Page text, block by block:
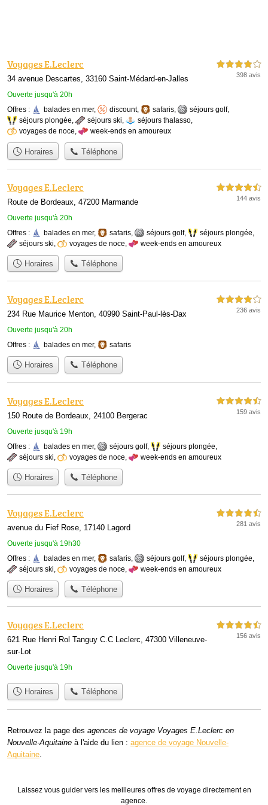
Voyages E.Leclerc
34 avenue Descartes, 33160 Saint-Médard-en-Jalles
Ouverte jusqu'à 20h
4,0 étoiles sur 5
398 avis
Offres : balades en mer, discount, safaris, séjours golf,
séjours plongée, séjours ski, séjours thalasso,
voyages de noce, week-ends en amoureux
Horaires Téléphone
Voyages E.Leclerc
Route de Bordeaux, 47200 Marmande
Ouverte jusqu'à 20h
4,5 étoiles sur 5
144 avis
Offres : balades en mer, safaris séjours golf, séjours plongée
séjours ski
voyages de noce week-ends en amoureux
Horaires Téléphone
Voyages E.Leclerc
234 Rue Maurice Menton, 40990 Saint-Paul-lès-Dax
Ouverte jusqu'à 20h
4,0 étoiles sur 5
236 avis
Offres : balades en mer, safaris
Horaires Téléphone
Voyages E.Leclerc
150 Route de Bordeaux, 24100 Bergerac
Ouverte jusqu'à 19h
4,5 étoiles sur 5
159 avis
Offres : balades en mer, séjours golf, séjours plongée
séjours ski
voyages de noce week-ends en amoureux
Horaires Téléphone
Voyages E.Leclerc
avenue du Fief Rose, 17140 Lagord
Ouverte jusqu'à 19h30
4,5 étoiles sur 5
281 avis
Offres : balades en mer, safaris, séjours golf, séjours plongée,
séjours ski, voyages de noce, week-ends en amoureux
Horaires Téléphone
Voyages E.Leclerc
621 Rue Henri Rol Tanguy C.C Leclerc, 47300 Villeneuve-
sur-Lot
Ouverte jusqu'à 19h
4,5 étoiles sur 5
156 avis
Horaires Téléphone
Retrouvez la page des agences de voyage Voyages E.Leclerc en
Nouvelle-Aquitaine à l'aide du lien : agence de voyage Nouvelle-
Aquitaine
Laissez vous guider vers les meilleures offres de voyage directement en
agence.